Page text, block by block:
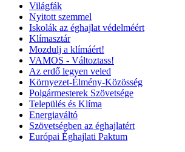
Világfák
Nyitott szemmel
Iskolák az éghajlat védelméért
Klímasztár
Mozdulj a klímáért!
VAMOS - Változtass!
Az erdő legyen veled
Környezet-Élmény-Közösség
Polgármesterek Szövetsége
Település és Klíma
Energiaváltó
Szövetségben az éghajlatért
Európai Éghajlati Paktum